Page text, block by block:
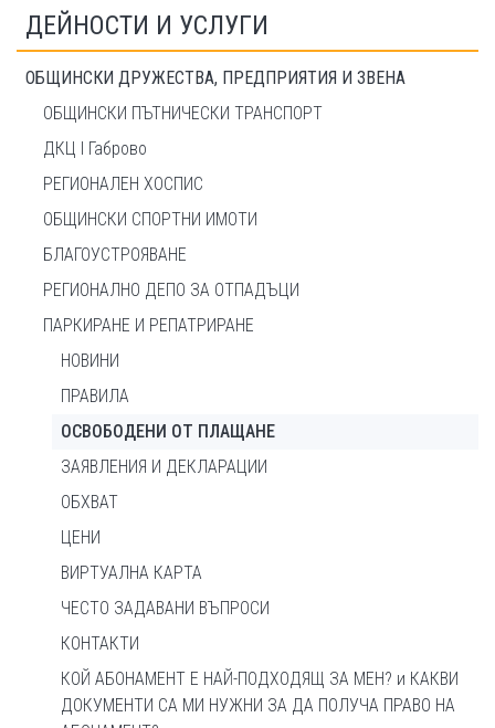
ДЕЙНОСТИ И УСЛУГИ
ОБЩИНСКИ ДРУЖЕСТВА, ПРЕДПРИЯТИЯ И ЗВЕНА
ОБЩИНСКИ ПЪТНИЧЕСКИ ТРАНСПОРТ
ДКЦ I Габрово
РЕГИОНАЛЕН ХОСПИС
ОБЩИНСКИ СПОРТНИ ИМОТИ
БЛАГОУСТРОЯВАНЕ
РЕГИОНАЛНО ДЕПО ЗА ОТПАДЪЦИ
ПАРКИРАНЕ И РЕПАТРИРАНЕ
НОВИНИ
ПРАВИЛА
ОСВОБОДЕНИ ОТ ПЛАЩАНЕ
ЗАЯВЛЕНИЯ И ДЕКЛАРАЦИИ
ОБХВАТ
ЦЕНИ
ВИРТУАЛНА КАРТА
ЧЕСТО ЗАДАВАНИ ВЪПРОСИ
КОНТАКТИ
КОЙ АБОНАМЕНТ Е НАЙ-ПОДХОДЯЩ ЗА МЕН? и КАКВИ
ДОКУМЕНТИ СА МИ НУЖНИ ЗА ДА ПОЛУЧА ПРАВО НА